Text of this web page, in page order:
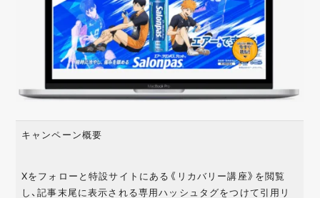
キャンペーン概要
Xをフォローと特設サイトにある《リカバリー講座》を閲覧
し、記事末尾に表示される専用ハッシュタグをつけて引用リ